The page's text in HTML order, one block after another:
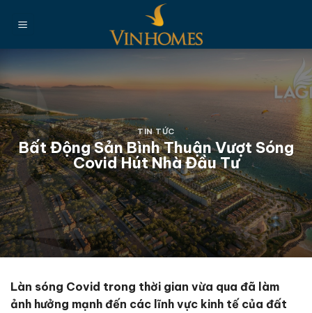
đến
TIN TỨC
Bất Động Sản Bình Thuận Vượt Sóng
Covid Hút Nhà Đầu Tư
Làn sóng Covid trong thời gian vừa qua đã làm
ảnh hưởng mạnh đến các lĩnh vực kinh tế của đất